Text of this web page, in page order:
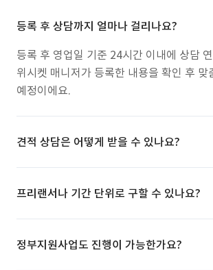
등록 후 상담까지 얼마나 걸리나요?
등록 후 영업일 기준 24시간 이내에 상담
위시켓 매니저가 등록한 내용을 확인 후 맞
예정이에요.
견적 상담은 어떻게 받을 수 있나요?
프리랜서나 기간 단위로 구할 수 있나요?
정부지원사업도 진행이 가능한가요?